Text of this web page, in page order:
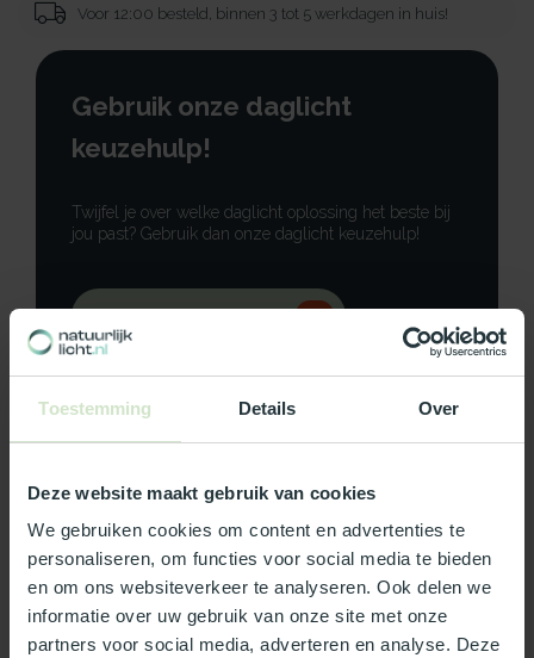
Toestemming Details Over
Deze website maakt gebruik van cookies
We gebruiken cookies om content en advertenties te
personaliseren, om functies voor social media te bieden
en om ons websiteverkeer te analyseren. Ook delen we
informatie over uw gebruik van onze site met onze
partners voor social media, adverteren en analyse. Deze
Voor 12:00 besteld, binnen 3 tot 5 werkdagen in huis!
Gebruik onze daglicht
keuzehulp!
Twijfel je over welke daglicht oplossing het beste bij
jou past? Gebruik dan onze daglicht keuzehulp!
Neem contact op
Productomschrijving
Specificaties
Reviews